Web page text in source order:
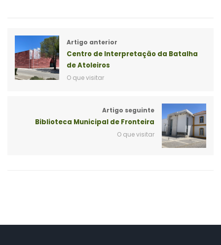
Artigo anterior
Centro de Interpretação da Batalha
de Atoleiros
O que visitar
Artigo seguinte
Biblioteca Municipal de Fronteira
O que visitar